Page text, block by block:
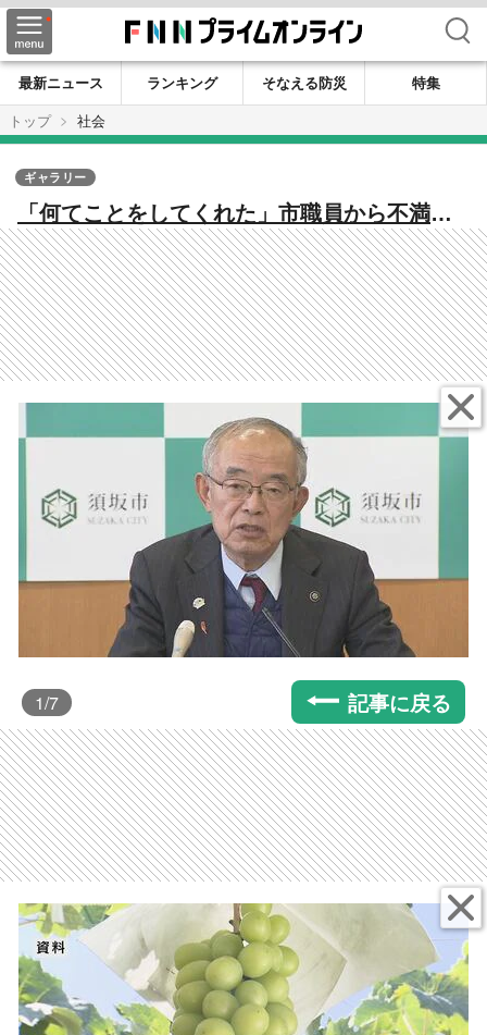
検索
最新ニュース ランキング そなえる防災
特集
トップ
社会
「何てことをしてくれた」市職員から不満…
給与引き上げは見送りへ ふるさと納税“産地
偽装問題”の余波 税収大幅減・財政運営に影
響も 31の公共事業実施が先送りに 長野・
須坂市
ギャラリー
1/7 記事に戻る